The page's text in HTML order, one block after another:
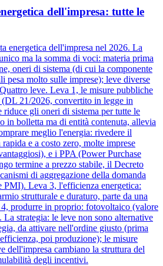
dell'impresa: tutte le
energetica dell'impresa nel 2026. La
ma la somma di voci: materia prima
oneri di sistema (di cui la componente
pesa molto sulle imprese); leve diverse
leve. Leva 1, le misure pubbliche
21/2026, convertito in legge in
gli oneri di sistema per tutte le
in bolletta ma di entità contenuta, allevia
meglio l'energia: rivedere il
e a costo zero, molte imprese
e i PPA (Power Purchase
termine a prezzo stabile, il Decreto
di aggregazione della domanda
PMI). Leva 3, l'efficienza energetica:
strutturale e duraturo, parte da una
produrre in proprio: fotovoltaico (valore
strategia: le leve non sono alternative
da attivare nell'ordine giusto (prima
poi produzione); le misure
dell'impresa cambiano la struttura del
degli incentivi.